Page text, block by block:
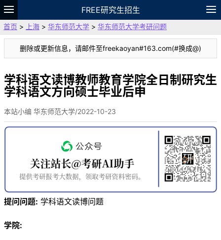
FREE研究生招生
题库
故事 专题 APP 笔记
论坛
VIP
资料
首页 > 上海 > 华东师范大学 > 华东师范大学考研问题
删除或更新信息，请邮件至freekaoyan#163.com(#换成@)
学科语文读博教师教育学院全日制研究生
学科语文方向硕士毕业后申
本站小编 华东师范大学/2022-10-23
提问问题: 学科语文读博问题
学院: